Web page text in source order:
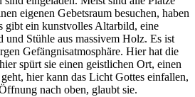
eigenen Gebetsraum besuchen, haben
gibt ein kunstvolles Altarbild, eine
Stühle aus massivem Holz. Es ist
Gefängnisatmosphäre. Hier hat die
spürt sie einen geistlichen Ort, einen
hier kann das Licht Gottes einfallen,
nach oben, glaubt sie.